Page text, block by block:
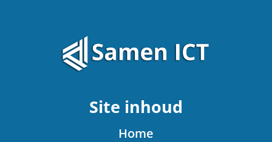
Site inhoud
Home